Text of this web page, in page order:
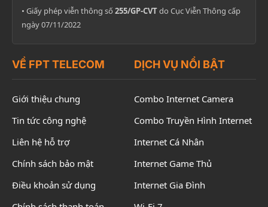
• Giấy phép viễn thông số 255/GP-CVTdo Cục Viễn Thông cấp
ngày 07/11/2022
VỀ FPT TELECOM
Giới thiệu chung
Tin tức công nghệ
Liên hệ hỗ trợ
Chính sách bảo mật
Điều khoản sử dụng
DỊCH VỤ NỔI BẬT
Combo Internet Camera
Combo Truyền Hình Internet
Internet Cá Nhân
Internet Game Thủ
Internet Gia Đình